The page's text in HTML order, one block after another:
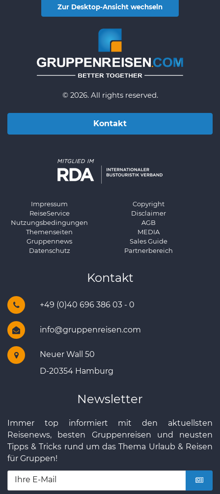
Zur Desktop-Ansicht wechseln
© 2026. All rights reserved.
Kontakt
Impressum
ReiseService
Nutzungsbedingungen
Themenseiten
Gruppennews
Datenschutz
Copyright
Disclaimer
AGB
MEDIA
Sales Guide
Partnerbereich
Kontakt
+49 (0)40 696 386 03 - 0
info@gruppenreisen.com
Neuer Wall 50
D-20354 Hamburg
Newsletter
Immer top informiert mit den aktuellsten
Reisenews, besten Gruppenreisen und neusten
Tipps & Tricks rund um das Thema Urlaub & Reisen
für Gruppen!